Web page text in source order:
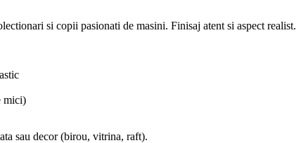
si copii pasionati de masini. Finisaj atent si aspect realist.
mici)
sau decor (birou, vitrina, raft).